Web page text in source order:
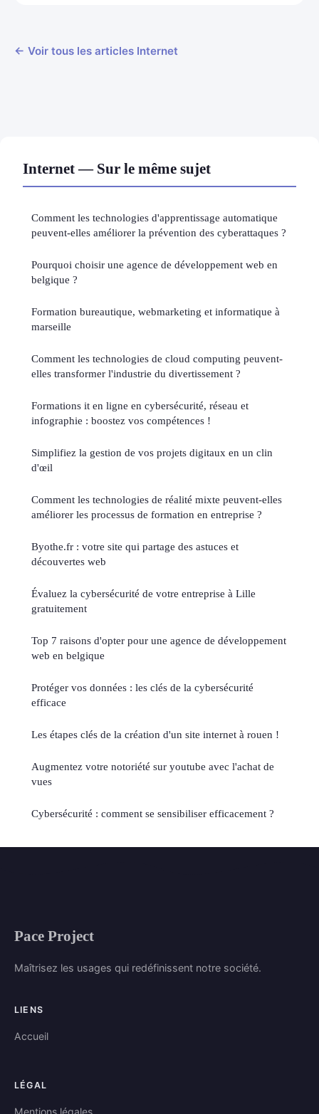
← Voir tous les articles Internet
Internet — Sur le même sujet
Comment les technologies d'apprentissage automatique
peuvent-elles améliorer la prévention des cyberattaques ?
Pourquoi choisir une agence de développement web en
belgique ?
Formation bureautique, webmarketing et informatique à
marseille
Comment les technologies de cloud computing peuvent-
elles transformer l'industrie du divertissement ?
Formations it en ligne en cybersécurité, réseau et
infographie : boostez vos compétences !
Simplifiez la gestion de vos projets digitaux en un clin
d'œil
Comment les technologies de réalité mixte peuvent-elles
améliorer les processus de formation en entreprise ?
Byothe.fr : votre site qui partage des astuces et
découvertes web
Évaluez la cybersécurité de votre entreprise à Lille
gratuitement
Top 7 raisons d'opter pour une agence de développement
web en belgique
Protéger vos données : les clés de la cybersécurité
efficace
Les étapes clés de la création d'un site internet à rouen !
Augmentez votre notoriété sur youtube avec l'achat de
vues
Cybersécurité : comment se sensibiliser efficacement ?
Pace Project
Maîtrisez les usages qui redéfinissent notre société.
LIENS
Accueil
LÉGAL
Mentions légales